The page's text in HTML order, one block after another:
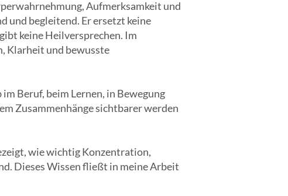
Aufmerksamkeit und
und begleitend. Er ersetzt keine
keine Heilversprechen. Im
Klarheit und bewusste
Beruf, beim Lernen, in Bewegung
Zusammenhänge sichtbarer werden
wie wichtig Konzentration,
Dieses Wissen fließt in meine Arbeit